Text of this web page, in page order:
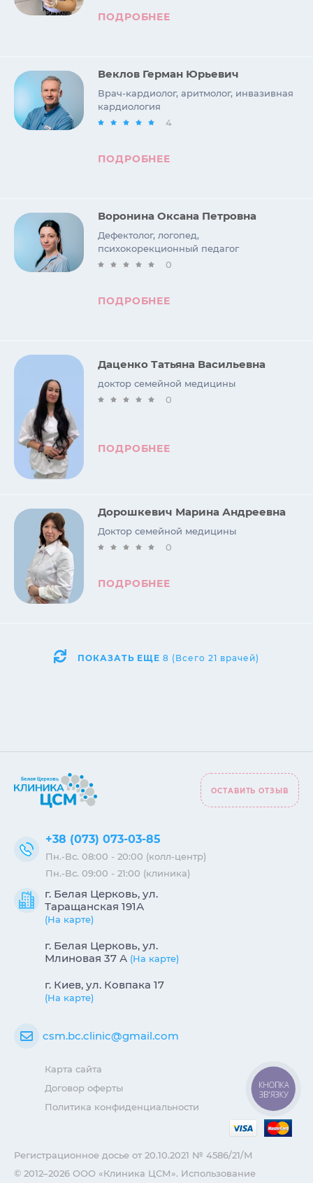
ПОДРОБНЕЕ
4
Веклов Герман Юрьевич
Врач-кардиолог, аритмолог, инвазивная
кардиология
ПОДРОБНЕЕ
0
Воронина Оксана Петровна
Дефектолог, логопед,
психокорекционный педагог
ПОДРОБНЕЕ
0
Даценко Татьяна Васильевна
доктор семейной медицины
ПОДРОБНЕЕ
0
Дорошкевич Марина Андреевна
Доктор семейной медицины
ПОДРОБНЕЕ
ПОКАЗАТЬ ЕЩЕ8 (Всего 21 врачей)
г. Белая Церковь, ул.
Таращанская 191А
(На карте)
г. Белая Церковь, ул.
Млиновая 37 А (На карте)
г. Киев, ул. Ковпака 17
(На карте)
+38 (073) 073-03-85
Пн.-Вс. 08:00 - 20:00 (колл-центр)
Пн.-Вс. 09:00 - 21:00 (клиника)
csm.bc.clinic@gmail.com
Карта сайта
Договор оферты
Политика конфиденциальности
ОСТАВИТЬ ОТЗЫВ
Регистрационное досье от 20.10.2021 № 4586/21/М
© 2012–2026 ООО «Клиника ЦСМ». Использование
КНОПКА
ЗВ'ЯЗКУ